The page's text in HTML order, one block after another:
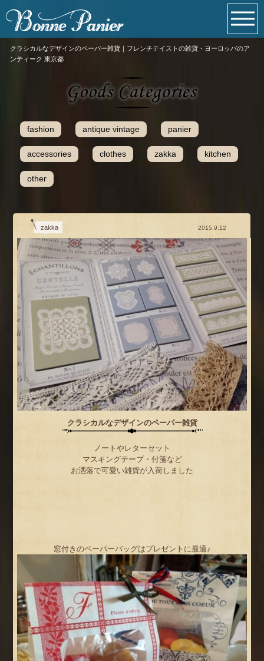
クラシカルなデザインのペーパー雑貨｜フレンチテイストの雑貨・ヨーロッパのア
ンティーク 東京都
fashion antique vintage panier
accessories clothes zakka kitchen
other
zakka 2015.9.12
クラシカルなデザインのペーパー雑貨
ノートやレターセット
マスキングテープ・付箋など
お洒落で可愛い雑貨が入荷しました
窓付きのペーパーバッグはプレゼントに最適♪